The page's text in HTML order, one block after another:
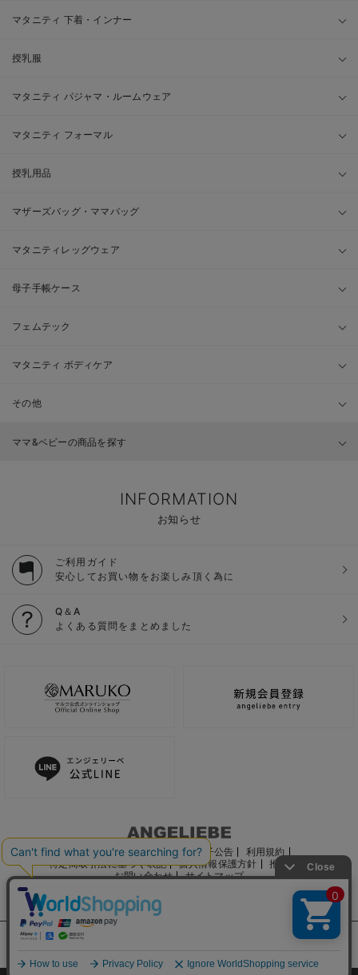
マタニティ 下着・インナー
授乳服
マタニティ パジャマ・ルームウェア
マタニティ フォーマル
授乳用品
マザーズバッグ・ママバッグ
マタニティレッグウェア
母子手帳ケース
フェムテック
マタニティ ボディケア
その他
ママ&ベビーの商品を探す
INFORMATION
お知らせ
ご利用ガイド
安心してお買い物をお楽しみ頂く為に
Q＆A
よくある質問をまとめました
ご利用ガイド 会社概要 電子公告
利用規約
特定商取引法に基づく表記
個人情報保護方針
推奨環境
お問い合わせ
サイトマップ
サイト内の文章、画像などの著作物はマルコ株式会社に属します。